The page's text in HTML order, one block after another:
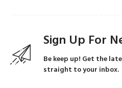
Sign Up For
Be keep up! Get the
straight to your inbox.